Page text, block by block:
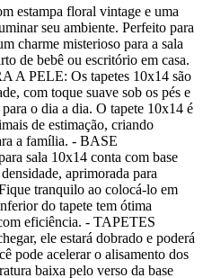
estampa floral vintage e uma
seu ambiente. Perfeito para
charme misterioso para a sala
de bebê ou escritório em casa.
PELE: Os tapetes 10x14 são
com toque suave sob os pés e
o dia a dia. O tapete 10x14 é
de estimação, criando
a família. - BASE
sala 10x14 conta com base
aprimorada para
tranquilo ao colocá-lo em
do tapete tem ótima
eficiência. - TAPETES
ele estará dobrado e poderá
pode acelerar o alisamento dos
baixa pelo verso da base